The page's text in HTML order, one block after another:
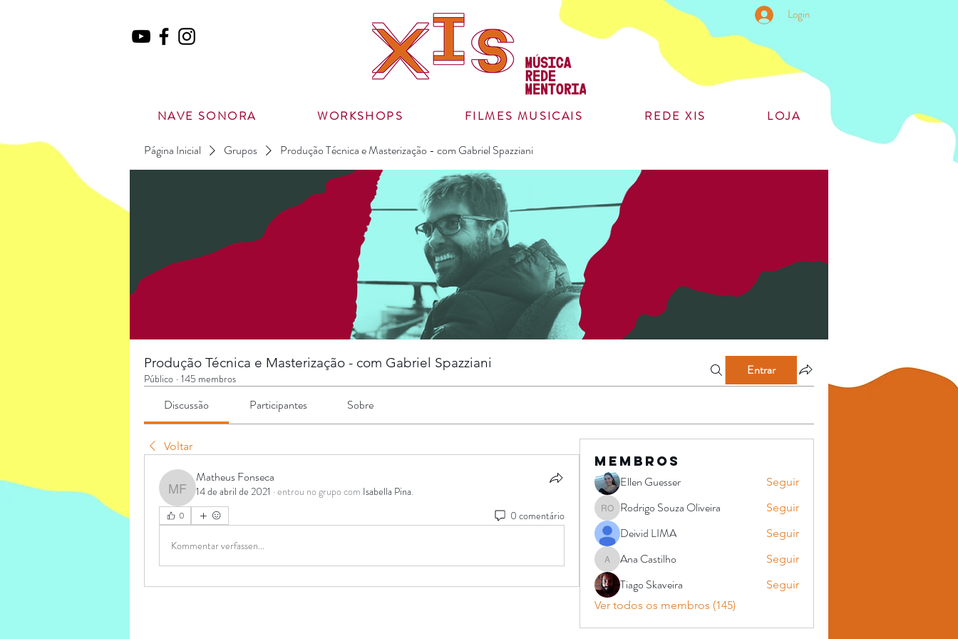
Login
NAVE SONORA WORKSHOPS FILMES MUSICAIS REDE XIS LOJA
Página Inicial Grupos Produção Técnica e Masterização - com Gabriel Spazziani
Produção Técnica e Masterização - com Gabriel Spazziani
Público · 145 membros
Entrar
Discussão Participantes Sobre
Voltar
Matheus Fonseca
Matheus Fonseca
14 de abril de 2021 · entrou no grupo com Isabella Pina.
0 0 comentário
Kommentar verfassen...
membros
Ellen Guesser
Seguir
Rodrigo Souza Oliveira
Rodrigo Souza Oliveira Seguir
Deivid LIMA Seguir
Ana Castilho
Ana Castilho Seguir
Tiago Skaveira
Seguir
Ver todos os membros (145)